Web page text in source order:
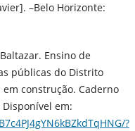
–Belo Horizonte:
Baltazar. Ensino de
públicas do Distrito
construção. Caderno
Disponível em:
?